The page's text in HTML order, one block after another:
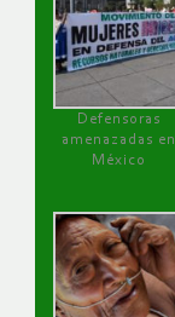
Defensoras
amenazadas en
México